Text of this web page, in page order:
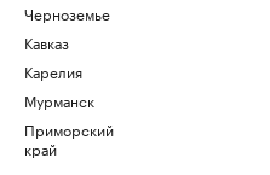
Черноземье
Кавказ
Карелия
Мурманск
Приморский
край